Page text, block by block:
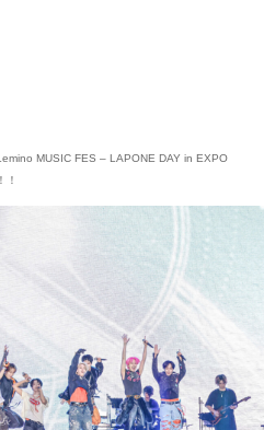
MUSIC FES – LAPONE DAY in EXPO
！